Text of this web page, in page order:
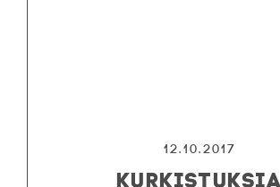
12.10.2017
KURKISTUKSIA